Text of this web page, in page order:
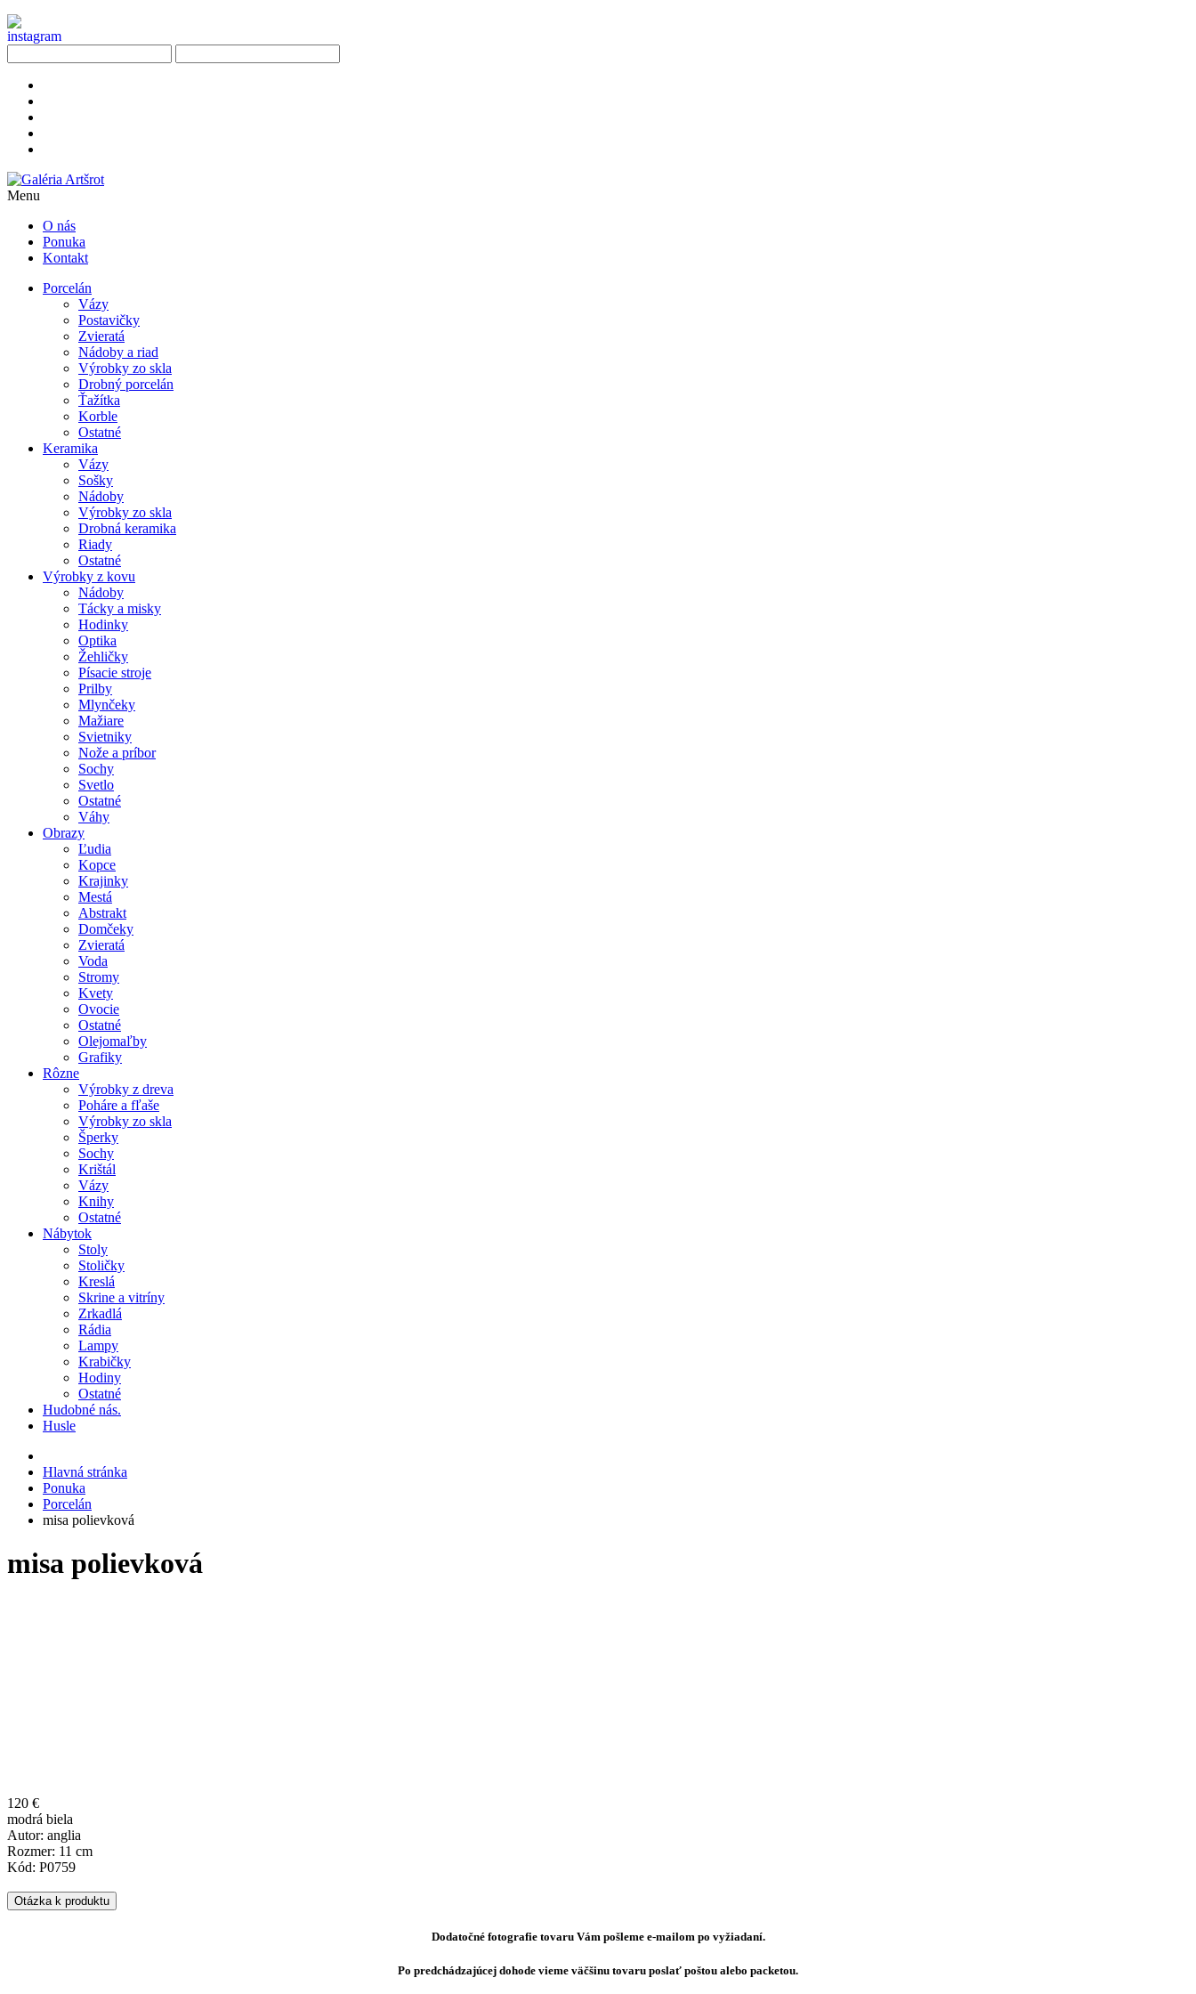
Menu
O nás
Ponuka
Kontakt
Porcelán
Vázy
Postavičky
Zvieratá
Nádoby a riad
Výrobky zo skla
Drobný porcelán
Ťažítka
Korble
Ostatné
Keramika
Vázy
Sošky
Nádoby
Výrobky zo skla
Drobná keramika
Riady
Ostatné
Výrobky z kovu
Nádoby
Tácky a misky
Hodinky
Optika
Žehličky
Písacie stroje
Prilby
Mlynčeky
Mažiare
Svietniky
Nože a príbor
Sochy
Svetlo
Ostatné
Váhy
Obrazy
Ľudia
Kopce
Krajinky
Mestá
Abstrakt
Domčeky
Zvieratá
Voda
Stromy
Kvety
Ovocie
Ostatné
Olejomaľby
Grafiky
Rôzne
Výrobky z dreva
Poháre a fľaše
Výrobky zo skla
Šperky
Sochy
Krištál
Vázy
Knihy
Ostatné
Nábytok
Stoly
Stoličky
Kreslá
Skrine a vitríny
Zrkadlá
Rádia
Lampy
Krabičky
Hodiny
Ostatné
Hudobné nás.
Husle
Hlavná stránka
Ponuka
Porcelán
misa polievková
misa polievková
120 €
modrá biela
Autor: anglia
Rozmer: 11 cm
Kód: P0759
Otázka k produktu
Dodatočné fotografie tovaru Vám pošleme e-mailom po vyžiadaní.
Po predchádzajúcej dohode vieme väčšinu tovaru poslať poštou alebo packetou.